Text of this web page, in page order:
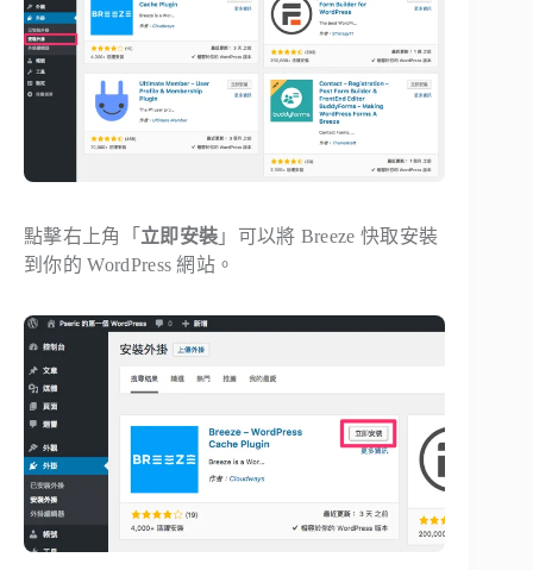
點擊右上角「 立即安裝 」可以將 Breeze 快取安裝
到你的 WordPress 網站。